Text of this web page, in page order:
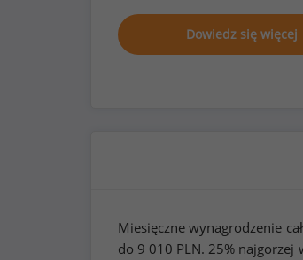
Dowiedz się więcej
Miesięczne wynagrodzenie
do 9 010 PLN. 25%